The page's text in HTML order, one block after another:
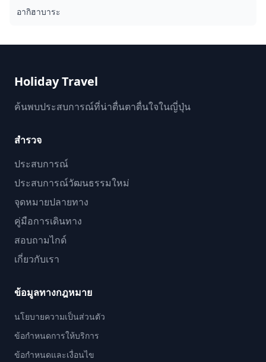
[Maiko portrait](https://assets.hldycdn.com/46e3b331-
ช่วงเวลาที่คุณได้ร่วมสัมผัสด้วยตนเอง สมบัติที่ถูกหวงแหนมา
![Maiko with guests]
7224bb3ae256.jpeg)
อากิฮาบาระ
Holiday Travel
ค้นพบประสบการณ์ที่น่าตื่นตาตื่นใจในญี่ปุ่น
สำรวจ
ประสบการณ์
ประสบการณ์วัฒนธรรมใหม่
จุดหมายปลายทาง
คู่มือการเดินทาง
สอบถามไกด์
เกี่ยวกับเรา
ข้อมูลทางกฎหมาย
นโยบายความเป็นส่วนตัว
ข้อกำหนดการให้บริการ
ข้อกำหนดและเงื่อนไข